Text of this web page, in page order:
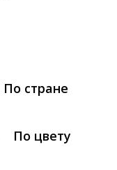
По стране
По цвету